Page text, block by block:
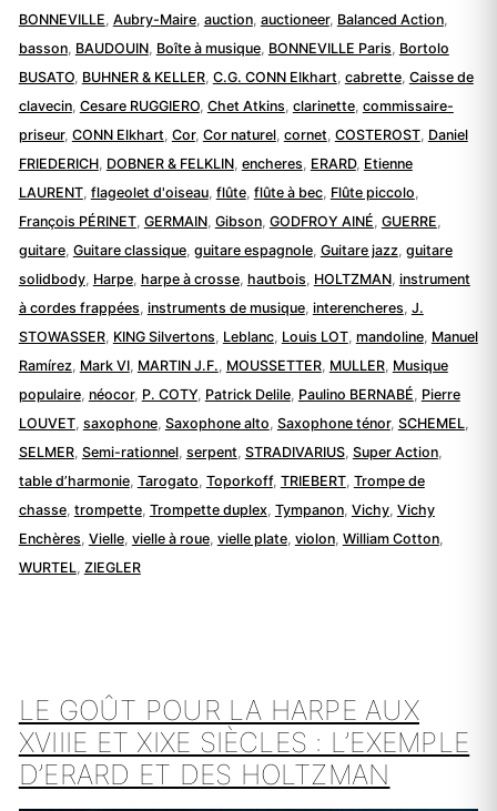
BONNEVILLE Aubry-Maire, auction, auctioneer, Balanced Action,
basson, BAUDOUIN, Boîte à musique, BONNEVILLE Paris Bortolo
BUSATO, BUHNER & KELLER, C.G. CONN Elkhart cabrette, Caisse de
clavecin, Cesare RUGGIERO, Chet Atkins clarinette, commissaire-
priseur, CONN Elkhart Cor, Cor naturel, cornet COSTEROST, Daniel
FRIEDERICH, DOBNER & FELKLIN, encheres ERARD, Etienne
LAURENT, flageolet d'oiseau, flûte, flûte à bec, Flûte piccolo
François PÉRINET, GERMAIN, Gibson, GODFROY AINÉ GUERRE
guitare, Guitare classique, guitare espagnole, Guitare jazz guitare
solidbody, Harpe, harpe à crosse, hautbois HOLTZMAN, instrument
à cordes frappées instruments de musique, interencheres J.
STOWASSER, KING Silvertons Leblanc, Louis LOT, mandoline, Manuel
Ramírez Mark VI, MARTIN J.F. MOUSSETTER, MULLER, Musique
populaire, néocor, P. COTY, Patrick Delile, Paulino BERNABÉ Pierre
LOUVET, saxophone, Saxophone alto Saxophone ténor, SCHEMEL
SELMER, Semi-rationnel, serpent STRADIVARIUS, Super Action,
table d’harmonie, Tarogato Toporkoff, TRIEBERT, Trompe de
chasse, trompette, Trompette duplex, Tympanon, Vichy, Vichy
Enchères Vielle, vielle à roue, vielle plate, violon, William Cotton,
WURTEL ZIEGLER
LE GOÛT POUR LA HARPE AUX
XVIIIE ET XIXE SIÈCLES : L’EXEMPLE
D’ERARD ET DES HOLTZMAN